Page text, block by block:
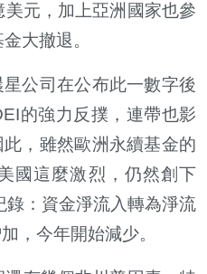
元，加上亞洲國家也參
大撤退。
公司在公布此一數字後
的強力反撲，連帶也影
，雖然歐洲永續基金的
國這麼激烈，仍然創下
：資金淨流入轉為淨流
，今年開始減少。